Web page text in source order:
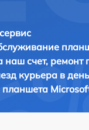
наш счет, ремонт
курьера в
планшета